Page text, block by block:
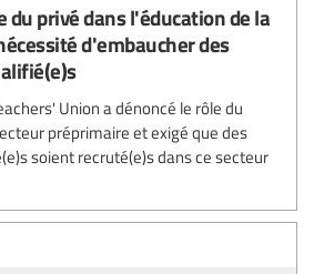
du privé dans l'éducation de la
d'embaucher des
Union a dénoncé le rôle du
préprimaire et exigé que des
soient recruté(e)s dans ce secteur